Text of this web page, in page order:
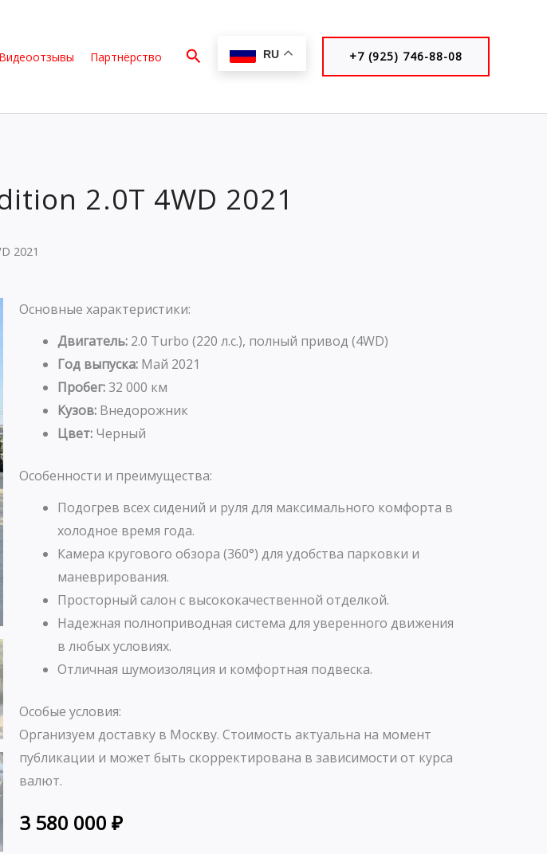
Видеоотзывы Партнёрство Поиск RU +7 (925) 746-88-08
2.0T 4WD 2021
2021
Основные характеристики:
Двигатель: 2.0 Turbo (220 л.с.), полный привод (4WD)
Год выпуска: Май 2021
Пробег:32 000 км
Кузов: Внедорожник
Цвет: Черный
Особенности и преимущества:
Подогрев всех сидений и руля для максимального комфорта в
холодное время года.
Камера кругового обзора (360°) для удобства парковки и
маневрирования.
Просторный салон с высококачественной отделкой.
Надежная полноприводная система для уверенного движения
в любых условиях.
Отличная шумоизоляция и комфортная подвеска.
Особые условия:
Организуем доставку в Москву. Стоимость актуальна на момент
публикации и может быть скорректирована в зависимости от курса
валют.
3 580 000 ₽